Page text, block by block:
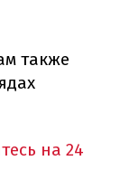
также
на 24